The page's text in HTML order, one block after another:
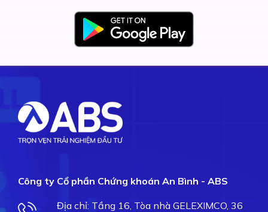
Công ty Cổ phần Chứng khoán An Bình - ABS
Địa chỉ: Tầng 16, Tòa nhà GELEXIMCO, 36